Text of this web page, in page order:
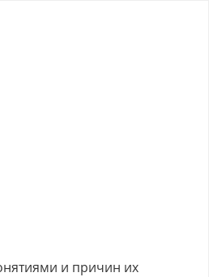
и причин их